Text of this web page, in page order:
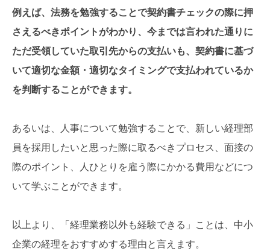
例えば、法務を勉強することで契約書チェックの際に押
さえるべきポイントがわかり、今までは言われた通りに
ただ受領していた取引先からの支払いも、契約書に基づ
いて適切な金額・適切なタイミングで支払われているか
を判断することができます。
あるいは、人事について勉強することで、新しい経理部
員を採用したいと思った際に取るべきプロセス、面接の
際のポイント、人ひとりを雇う際にかかる費用などにつ
いて学ぶことができます。
以上より、「経理業務以外も経験できる」ことは、中小
企業の経理をおすすめする理由と言えます。